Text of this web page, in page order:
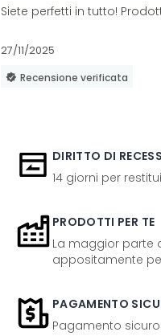
Siete perfetti in tutto!
27/11/2025
Recensione verificata
DIRITTO DI
14 giorni per
PRODOTTI PER TE
La maggior parte
appositamente
PAGAMENTO
Pagamento sicuro